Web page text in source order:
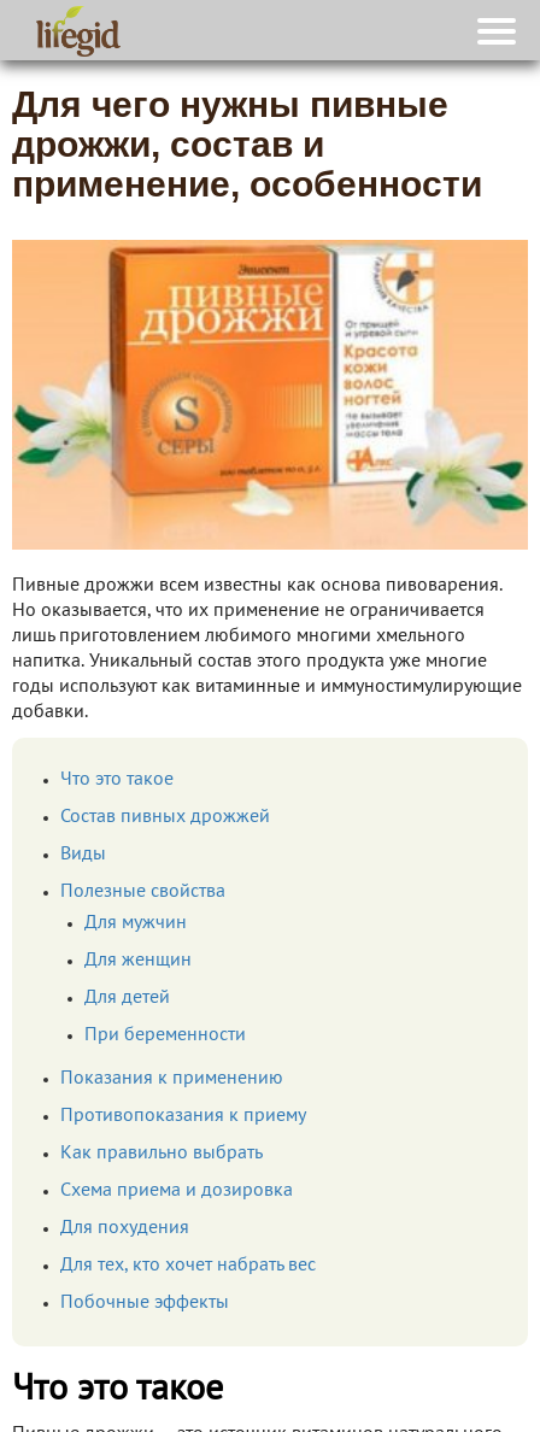
Для чего нужны пивные
дрожжи, состав и
применение, особенности
Пивные дрожжи всем известны как основа пивоварения.
Но оказывается, что их применение не ограничивается
лишь приготовлением любимого многими хмельного
напитка. Уникальный состав этого продукта уже многие
годы используют как витаминные и иммуностимулирующие
добавки.
Что это такое
Состав пивных дрожжей
Виды
Полезные свойства
Для мужчин
Для женщин
Для детей
При беременности
Показания к применению
Противопоказания к приему
Как правильно выбрать
Схема приема и дозировка
Для похудения
Для тех, кто хочет набрать вес
Побочные эффекты
Что это такое